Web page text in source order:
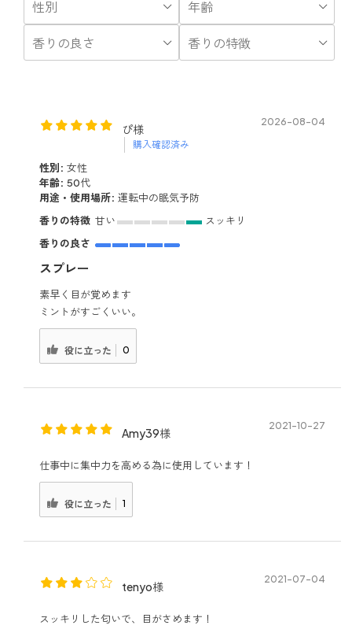
ぴ様
購入確認済み
2026-08-04
性別: 女性
年齢: 50代
用途・使用場所: 運転中の眠気予防
香りの特徴 甘い
スッキリ
香りの良さ
スプレー
素早く目が覚めます
ミントがすごくいい。
役に立った 0
Amy39様
2021-10-27
仕事中に集中力を高める為に使用しています！
役に立った 1
tenyo様
2021-07-04
スッキリした匂いで、目がさめます！